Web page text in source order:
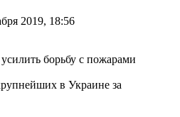
2019, 18:56
в Украине за